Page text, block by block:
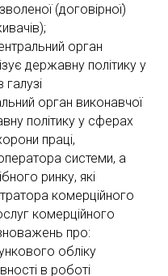
(договірної)
орган
державну політику у
орган виконавчої
політику у сферах
праці,
системи, а
ринку, які
комерційного
комерційного
про:
обліку
в роботі